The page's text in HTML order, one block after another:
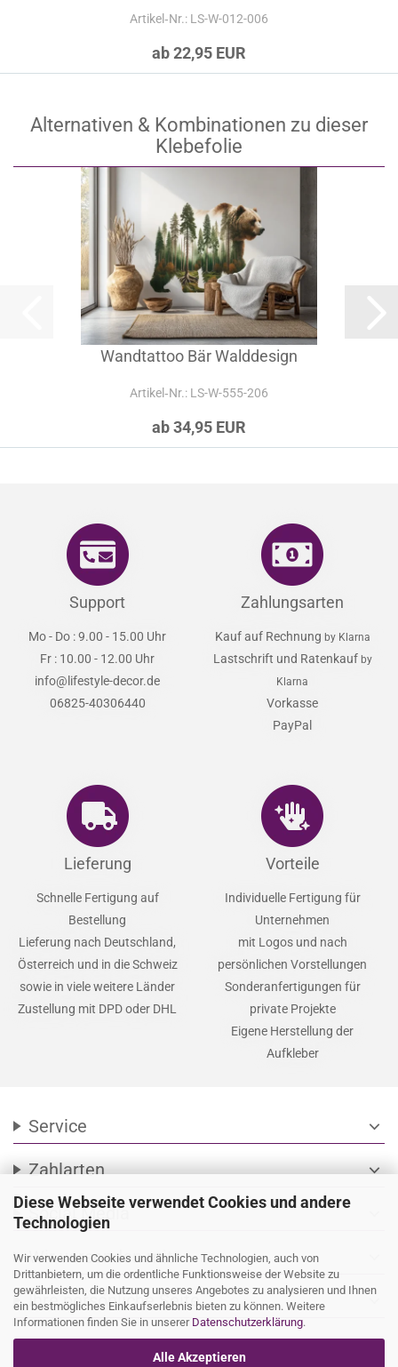
Diese Webseite verwendet Cookies und andere
Technologien
Wir verwenden Cookies und ähnliche Technologien, auch von
Drittanbietern, um die ordentliche Funktionsweise der Website zu
gewährleisten, die Nutzung unseres Angebotes zu analysieren und Ihnen
ein bestmögliches Einkaufserlebnis bieten zu können. Weitere
Informationen finden Sie in unserer Datenschutzerklärung.
Alle Akzeptieren
Artikel‑Nr.: LS-W-012-006
ab 22,95 EUR
Alternativen & Kombinationen zu dieser
Klebefolie
Wandtattoo Bär Walddesign
Artikel‑Nr.: LS-W-555-206
ab 34,95 EUR
Support
Mo - Do : 9.00 - 15.00 Uhr
Fr : 10.00 - 12.00 Uhr
info@lifestyle-decor.de
06825-40306440
Zahlungsarten
Kauf auf Rechnung by Klarna
Lastschrift und Ratenkauf by
Klarna
Vorkasse
PayPal
Lieferung
Schnelle Fertigung auf
Bestellung
Lieferung nach Deutschland,
Österreich und in die Schweiz
sowie in viele weitere Länder
Zustellung mit DPD oder DHL
Vorteile
Individuelle Fertigung für
Unternehmen
mit Logos und nach
persönlichen Vorstellungen
Sonderanfertigungen für
private Projekte
Eigene Herstellung der
Aufkleber
Service expand_more
Zahlarten expand_more
Social Media
Wir versenden mit
Ihre persönliche Seite expand_more